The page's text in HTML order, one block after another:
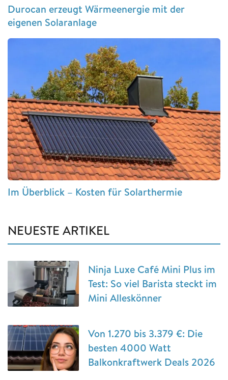
Durocan erzeugt Wärmeenergie mit der
eigenen Solaranlage
Im Überblick – Kosten für Solarthermie
NEUESTE ARTIKEL
Ninja Luxe Café Mini Plus im
Test: So viel Barista steckt im
Mini Alleskönner
Von 1.270 bis 3.379 €: Die
besten 4000 Watt
Balkonkraftwerk Deals 2026